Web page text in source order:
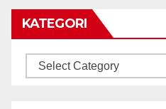
KATEGORI
KATEGORI